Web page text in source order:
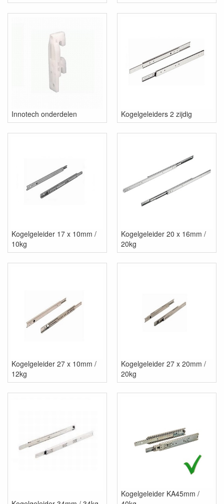
Innotech onderdelen Kogelgeleiders 2 zijdig
Kogelgeleider 17 x 10mm /
10kg
Kogelgeleider 20 x 16mm /
20kg
Kogelgeleider 27 x 10mm /
12kg
Kogelgeleider 27 x 20mm /
20kg
Kogelgeleider KA45mm /